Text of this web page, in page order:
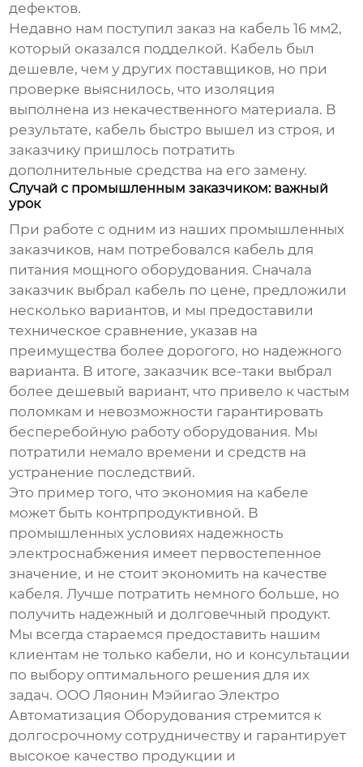
дефектов.
Недавно нам поступил заказ на кабель16 мм2,
который оказался подделкой. Кабель был
дешевле, чем у других поставщиков, но при
проверке выяснилось, что изоляция
выполнена из некачественного материала. В
результате, кабель быстро вышел из строя, и
заказчику пришлось потратить
дополнительные средства на его замену.
Случай с промышленным заказчиком: важный
урок
При работе с одним из наших промышленных
заказчиков, нам потребовался кабель для
питания мощного оборудования. Сначала
заказчик выбрал кабель по цене, предложили
несколько вариантов, и мы предоставили
техническое сравнение, указав на
преимущества более дорогого, но надежного
варианта. В итоге, заказчик все-таки выбрал
более дешевый вариант, что привело к частым
поломкам и невозможности гарантировать
бесперебойную работу оборудования. Мы
потратили немало времени и средств на
устранение последствий.
Это пример того, что экономия на кабеле
может быть контрпродуктивной. В
промышленных условиях надежность
электроснабжения имеет первостепенное
значение, и не стоит экономить на качестве
кабеля. Лучше потратить немного больше, но
получить надежный и долговечный продукт.
Мы всегда стараемся предоставить нашим
клиентам не только кабели, но и консультации
по выбору оптимального решения для их
задач. ООО Ляонин Мэйигао Электро
Автоматизация Оборудования стремится к
долгосрочному сотрудничеству и гарантирует
высокое качество продукции и